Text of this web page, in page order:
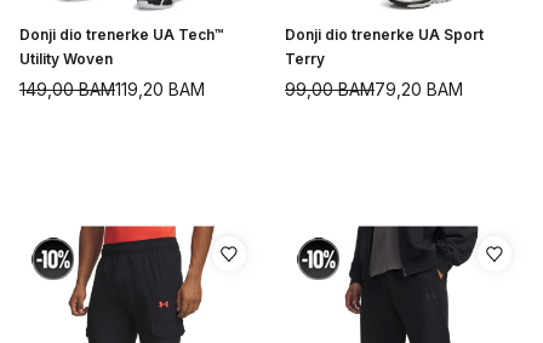
Donji dio trenerke UA Tech™
Utility Woven
119,20 BAM
149,00BAM
Donji dio trenerke UA Sport
Terry
79,20 BAM
99,00BAM